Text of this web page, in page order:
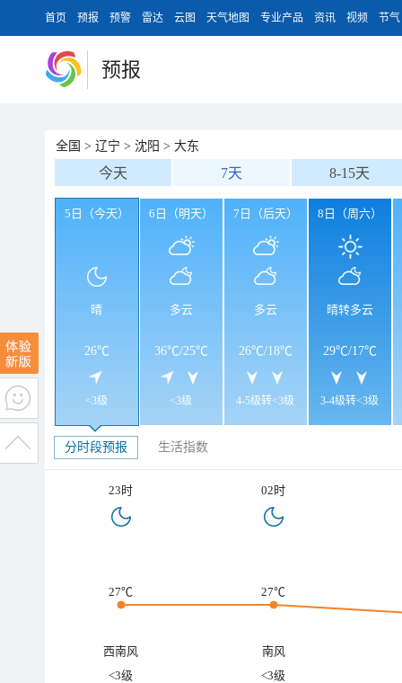
首页 预报 预警 雷达 云图 天气地图 专业产品 资讯 视频 节气
预报
全国 > 辽宁 > 沈阳 > 大东
今天 7天 8-15天
5日（今天）
晴
26℃
<3级
6日（明天）
多云
36℃/25℃
<3级
7日（后天）
多云
26℃/18℃
4-5级转<3级
8日（周六）
晴转多云
29℃/17℃
3-4级转<3级
分时段预报 生活指数
23时 02时
27℃ 27℃
西南风
南风
<3级
<3级